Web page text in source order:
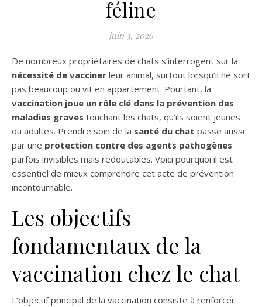
féline
juin 3, 2026
De nombreux propriétaires de chats s’interrogent sur la
nécessité de vacciner leur animal, surtout lorsqu’il ne sort
pas beaucoup ou vit en appartement. Pourtant, la
vaccination joue un rôle clé dans la prévention des
maladies graves touchant les chats, qu’ils soient jeunes
ou adultes. Prendre soin de la santé du chat passe aussi
par une protection contre des agents pathogènes
parfois invisibles mais redoutables. Voici pourquoi il est
essentiel de mieux comprendre cet acte de prévention
incontournable.
Les objectifs
fondamentaux de la
vaccination chez le chat
L’objectif principal de la vaccination consiste à renforcer